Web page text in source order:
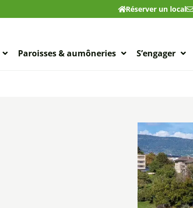
Réserver un local
Paroisses & aumôneries S’engager